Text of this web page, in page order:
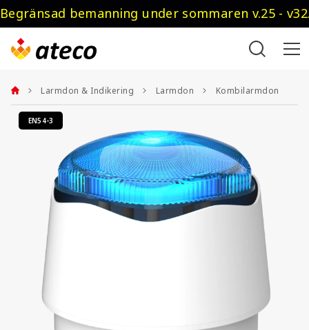
Begränsad bemanning under sommaren v.25 -
Larmdon & Indikering Larmdon Kombilarmdon
EN54-3